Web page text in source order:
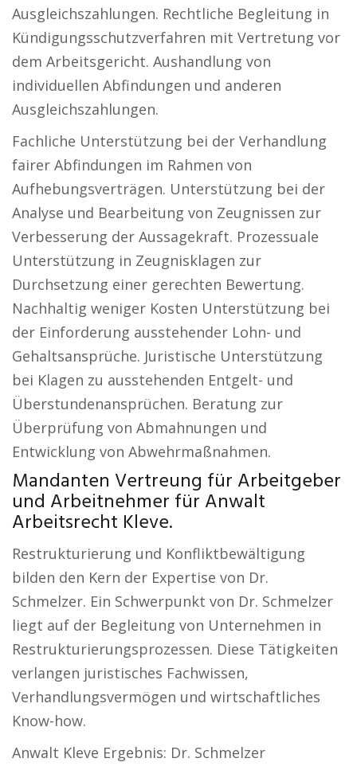
Ausgleichszahlungen. Rechtliche Begleitung in
Kündigungsschutzverfahren mit Vertretung vor
dem Arbeitsgericht. Aushandlung von
individuellen Abfindungen und anderen
Ausgleichszahlungen.
Fachliche Unterstützung bei der Verhandlung
fairer Abfindungen im Rahmen von
Aufhebungsverträgen. Unterstützung bei der
Analyse und Bearbeitung von Zeugnissen zur
Verbesserung der Aussagekraft. Prozessuale
Unterstützung in Zeugnisklagen zur
Durchsetzung einer gerechten Bewertung.
Nachhaltig weniger Kosten Unterstützung bei
der Einforderung ausstehender Lohn- und
Gehaltsansprüche. Juristische Unterstützung
bei Klagen zu ausstehenden Entgelt- und
Überstundenansprüchen. Beratung zur
Überprüfung von Abmahnungen und
Entwicklung von Abwehrmaßnahmen.
Mandanten Vertreung für Arbeitgeber
und Arbeitnehmer für Anwalt
Arbeitsrecht Kleve.
Restrukturierung und Konfliktbewältigung
bilden den Kern der Expertise von Dr.
Schmelzer. Ein Schwerpunkt von Dr. Schmelzer
liegt auf der Begleitung von Unternehmen in
Restrukturierungsprozessen. Diese Tätigkeiten
verlangen juristisches Fachwissen,
Verhandlungsvermögen und wirtschaftliches
Know-how.
Anwalt Kleve Ergebnis: Dr. Schmelzer